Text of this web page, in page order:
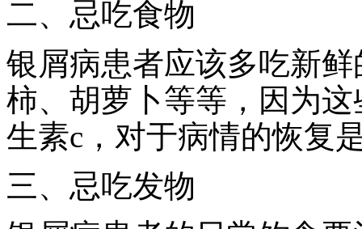
二、忌吃食物
银屑病患者应该多吃新
柿、胡萝卜等等，因为
生素c，对于病情的恢复
三、忌吃发物